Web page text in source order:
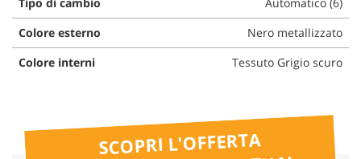
Colore esterno
Nero metallizzato
Colore interni
Tessuto Grigio scuro
SCOPRI L'OFFERTA
le
tue
scelte
in